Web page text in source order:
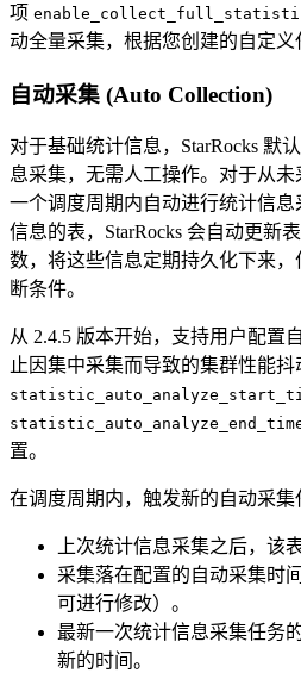
项
动全量采集，根据您创建的自定义
自动采集 (Auto Collection)
对于基础统计信息，StarRocks 默
息采集，无需人工操作。对于从
一个调度周期内自动进行统计信
信息的表，StarRocks 会自动更新
数，将这些信息定期持久化下来，
断条件。
从 2.4.5 版本开始，支持用户配置
止因集中采集而导致的集群性能
置。
在调度周期内，触发新的自动采集
上次统计信息采集之后，该
采集落在配置的自动采集时
可进行修改）。
最新一次统计信息采集任务
新的时间。